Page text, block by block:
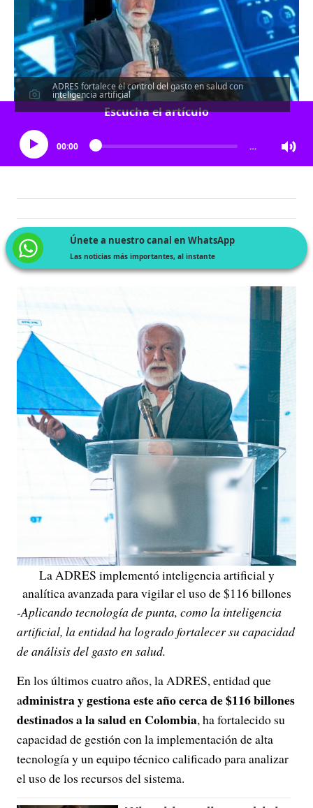
ADRES fortalece el control del gasto en salud con
inteligencia artificial
Escucha el artículo
00:00 …
Únete a nuestro canal en WhatsApp
Las noticias más importantes, al instante
La ADRES implementó inteligencia artificial y
analítica avanzada para vigilar el uso de $116 billones
-Aplicando tecnología de punta, como la inteligencia
artificial, la entidad ha logrado fortalecer su capacidad
de análisis del gasto en salud.
En los últimos cuatro años, la ADRES, entidad que
administra y gestiona este año cerca de $116 billones
destinados a la salud en Colombia, ha fortalecido su
capacidad de gestión con la implementación de alta
tecnología y un equipo técnico calificado para analizar
el uso de los recursos del sistema.